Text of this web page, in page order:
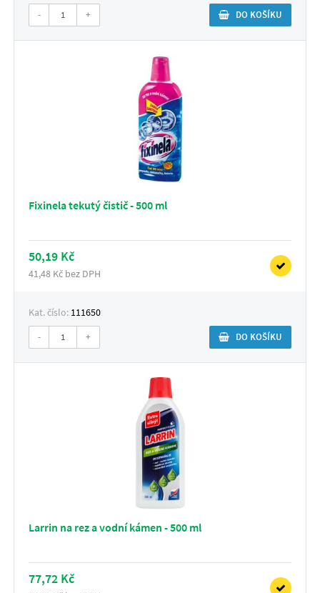
- + DO KOŠÍKU
Fixinela tekutý čistič - 500 ml
50,19 Kč
41,48 Kč bez DPH
Kat. číslo: 111650
- + DO KOŠÍKU
Larrin na rez a vodní kámen - 500 ml
77,72 Kč